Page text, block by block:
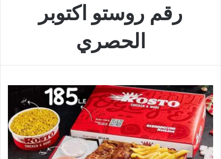
رقم روستو اكتوبر
الحصري